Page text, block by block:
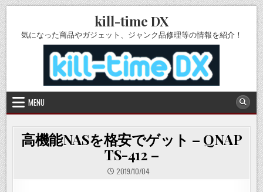
Skip
to
content
kill-time DX
気になった商品やガジェット、ジャンク品修理等の情報を紹介！
MENU
高機能NASを格安でゲット – QNAP
TS-412 –
2019/10/04